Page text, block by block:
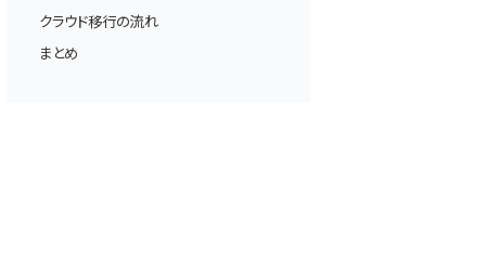
クラウド移行の流れ
まとめ